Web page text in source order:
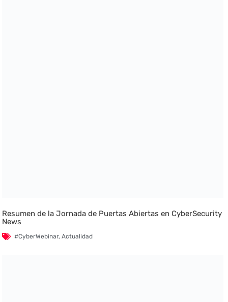
Resumen de la Jornada de Puertas Abiertas en CyberSecurity
News
#CyberWebinar,Actualidad